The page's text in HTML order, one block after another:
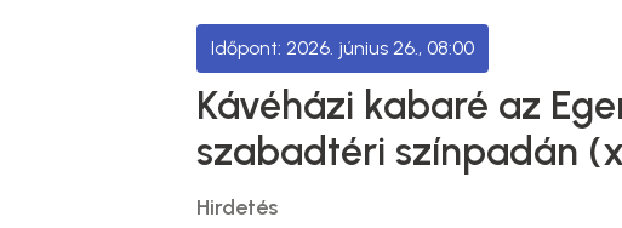
2026. június 26., 08:00
Kávéházi kabaré az
szabadtéri színpadán
Hirdetés